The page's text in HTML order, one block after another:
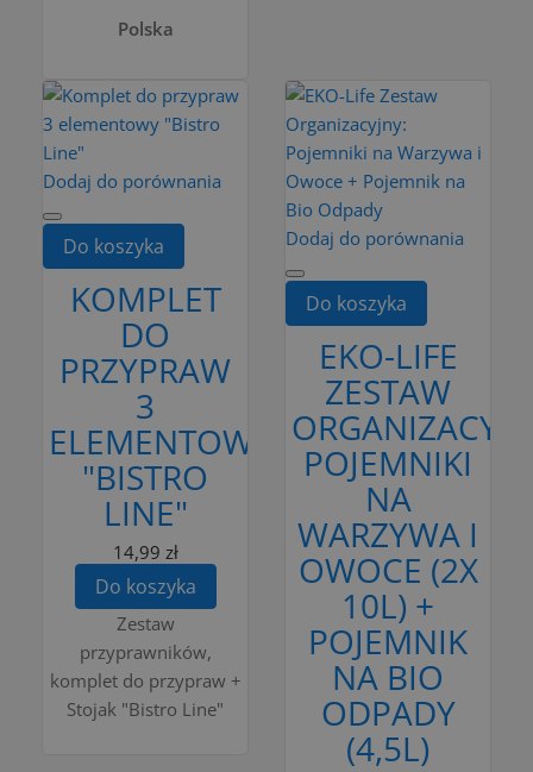
Polska
Dodaj do porównania
Do koszyka
KOMPLET
DO
PRZYPRAW
3
ELEMENTOWY
"BISTRO
LINE"
14,99 zł
Do koszyka
Zestaw
przyprawników,
komplet do przypraw +
Stojak "Bistro Line"
Dodaj do porównania
Do koszyka
EKO-LIFE
ZESTAW
POJEMNIKI
NA
WARZYWA I
OWOCE (2X
10L) +
POJEMNIK
NA BIO
ODPADY
(4,5L)